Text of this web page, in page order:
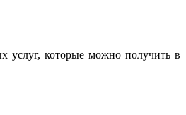
услуг, которые можно получить в